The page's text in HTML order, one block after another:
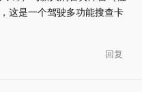
这是一个驾驶多功能搜查卡
回复